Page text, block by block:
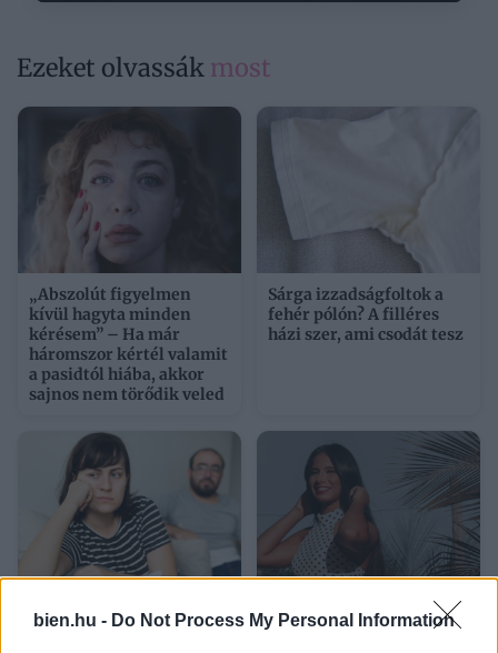
bien.hu - Do Not Process My Personal Information
Ezeket olvassák most
„Abszolút figyelmen
kívül hagyta minden
kérésem” – Ha már
háromszor kértél valamit
a pasidtól hiába, akkor
sajnos nem törődik veled
Sárga izzadságfoltok a
fehér pólón? A filléres
házi szer, ami csodát tesz
A férfi tőled veszi el, ami
Napi horoszkóp 2026.